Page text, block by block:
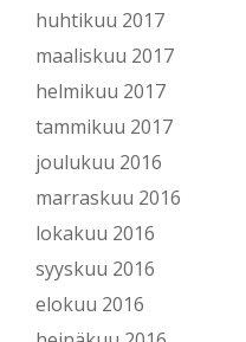
huhtikuu 2017
maaliskuu 2017
helmikuu 2017
tammikuu 2017
joulukuu 2016
marraskuu 2016
lokakuu 2016
syyskuu 2016
elokuu 2016